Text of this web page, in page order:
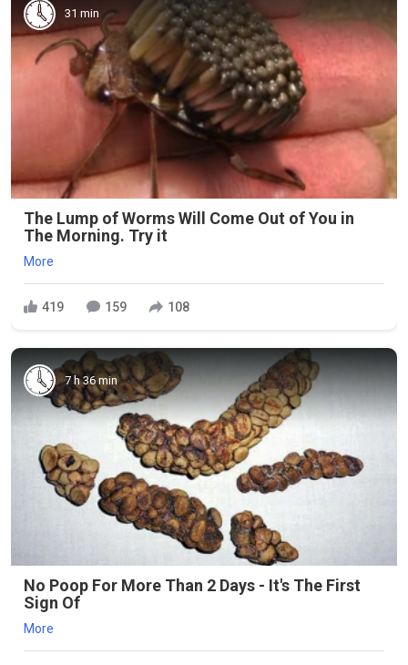
31 min
The Lump of Worms Will Come Out of You in
The Morning. Try it
More
419 159 108
7 h 36 min
No Poop For More Than 2 Days - It's The First
Sign Of
More